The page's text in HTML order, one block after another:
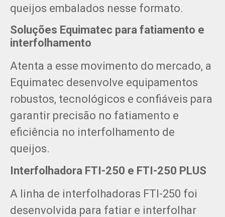
queijos embalados nesse formato.
Soluções Equimatec para fatiamento e
interfolhamento
Atenta a esse movimento do mercado, a
Equimatec desenvolve equipamentos
robustos, tecnológicos e confiáveis para
garantir precisão no fatiamento e
eficiência no interfolhamento de
queijos.
Interfolhadora FTI-250 e FTI-250 PLUS
A linha de interfolhadoras FTI-250 foi
desenvolvida para fatiar e interfolhar